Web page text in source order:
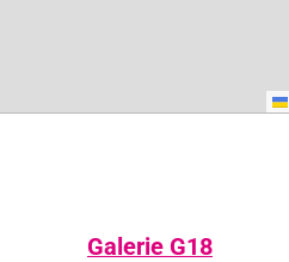
Galerie G18